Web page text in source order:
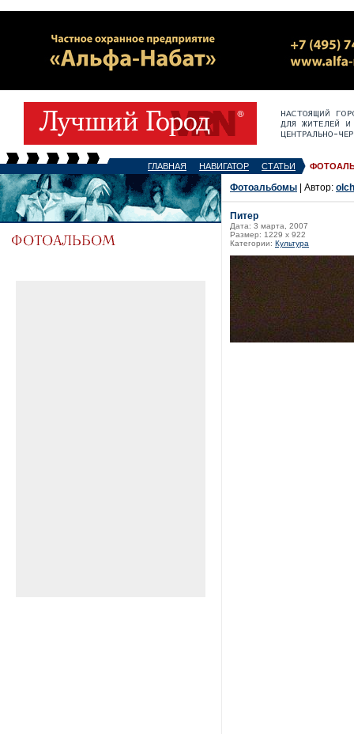
ГЛАВНАЯ НАВИГАТОР СТАТЬИ
Фотоальбомы | Автор:
Питер
Дата: 3 марта, 2007
Размер: 1229 x 922
Категории: Культура